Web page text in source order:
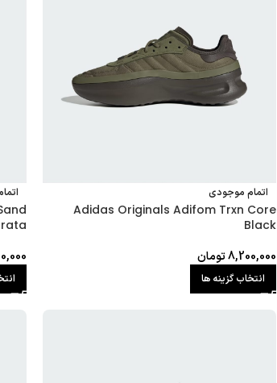
اتمام موجودی
Adidas Originals Adifom Trxn Core
Black
8,200,000تومان
انتخاب گزینه ها